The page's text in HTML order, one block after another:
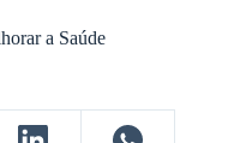
a Saúde